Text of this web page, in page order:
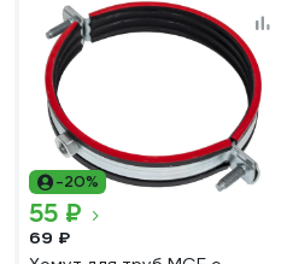
-20%
55 ₽
69 ₽